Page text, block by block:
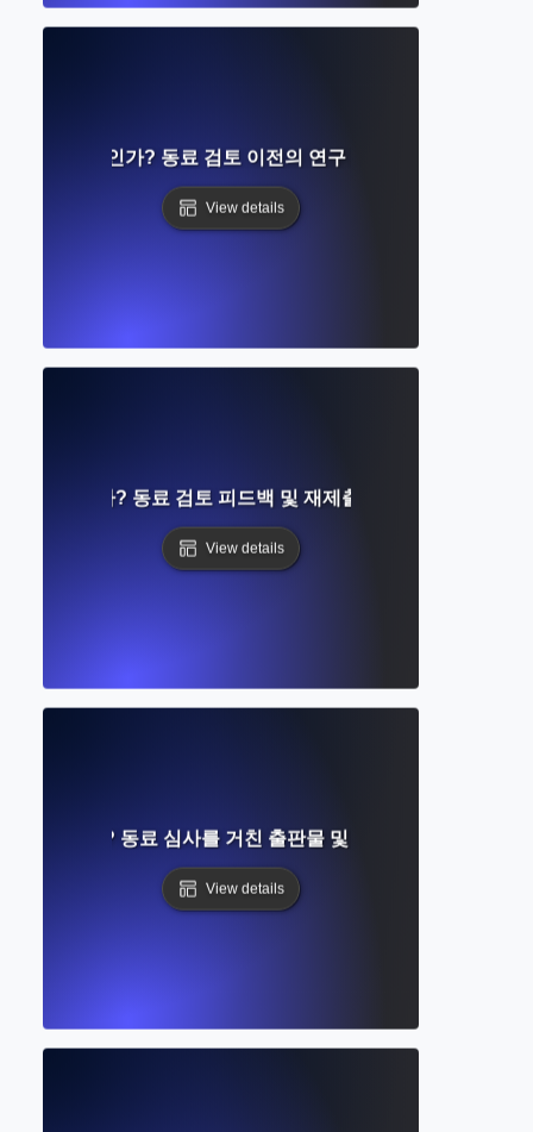
린트란 무엇인가? 동료 검토 이전의 연구 조기 공유 이해하기
View details
란 무엇인가? 동료 검토 피드백 및 재제출에 대한 완벽한 가이
View details
무엇인가? 동료 심사를 거친 출판물 및 학술 연구에 대한 가
View details